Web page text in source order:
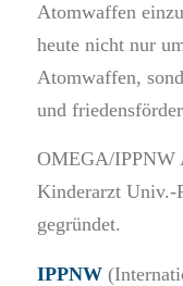
Atomwaffen
heute nicht nur
Atomwaffen,
und
OMEGA/IPPNW
Kinderarzt Univ.-
gegründet.
IPPNW